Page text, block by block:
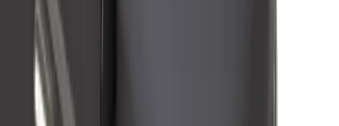
teikėjai